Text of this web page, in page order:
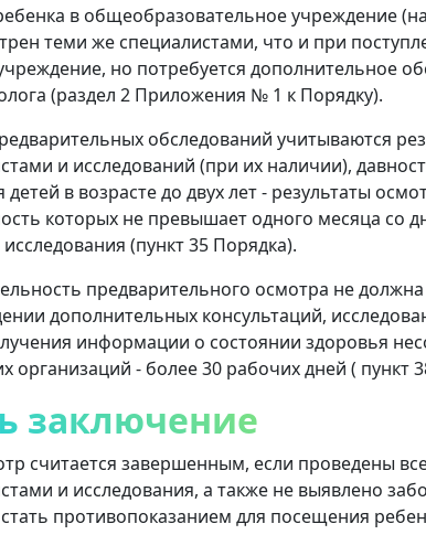
в общеобразовательное учреждение
теми же специалистами, что и при
но потребуется дополнительное
(раздел 2 Приложения № 1 к Порядку).
обследований учитываются
и исследований (при их наличии),
детей в возрасте до двух лет - результаты
которых не превышает одного месяца со
(пункт 35 Порядка).
предварительного осмотра не
дополнительных консультаций,
информации о состоянии здоровья
организаций - более 30 рабочих дней ( пункт
заключение
считается завершенным, если проведены
и исследования, а также не выявлено
противопоказанием для посещения